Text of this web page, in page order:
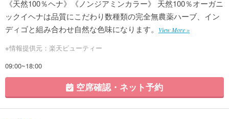
《天然100％ヘナ》《ノンジアミンカラー》 天然100％オーガニ
ックイヘナは品質にこだわり数種類の完全無農薬ハーブ、イン
ディゴと組み合わせ自然な色味になります。
View More »
※情報提供元：楽天ビューティー
09:00~18:00
空席確認・ネット予約